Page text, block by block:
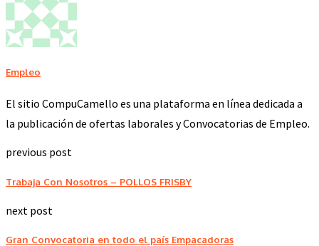
Empleo
El sitio CompuCamello es una plataforma en línea dedicada a
la publicación de ofertas laborales y Convocatorias de Empleo.
previous post
Trabaja Con Nosotros – POLLOS FRISBY
next post
Gran Convocatoria en todo el país Empacadoras